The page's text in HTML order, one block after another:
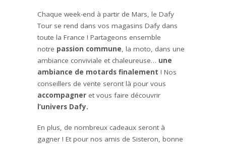
Chaque week-end à partir de Mars, le Dafy
Tour se rend dans vos magasins Dafy dans
toute la France ! Partageons ensemble
notre passion commune, la moto, dans une
ambiance conviviale et chaleureuse… une
ambiance de motards finalement ! Nos
conseillers de vente seront là pour vous
accompagner et vous faire découvrir
l’univers Dafy.
En plus, de nombreux cadeaux seront à
gagner ! Et pour nos amis de Sisteron, bonne